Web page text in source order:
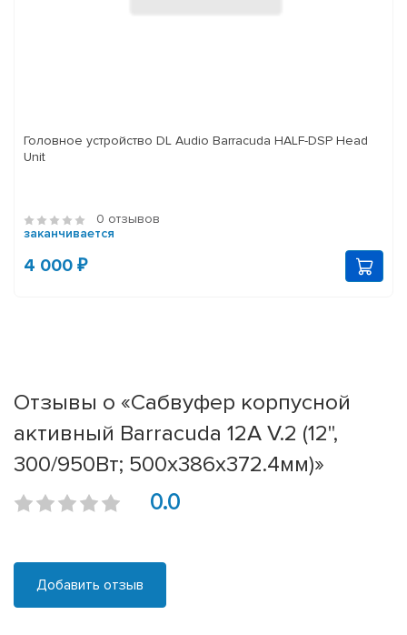
Головное устройство DL Audio Barracuda HALF-DSP Head
Unit
0 отзывов
заканчивается
4 000 ₽
Отзывы о «Сабвуфер корпусной
активный Barracuda 12A V.2 (12'',
300/950Вт; 500x386x372.4мм)»
0.0
Добавить отзыв